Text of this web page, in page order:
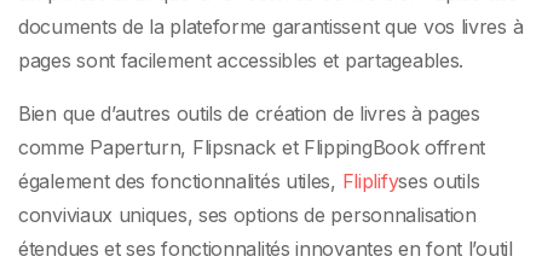
documents de la plateforme garantissent que vos livres à
pages sont facilement accessibles et partageables.
Bien que d’autres outils de création de livres à pages
comme Paperturn, Flipsnack et FlippingBook offrent
également des fonctionnalités utiles, Fliplifyses outils
conviviaux uniques, ses options de personnalisation
étendues et ses fonctionnalités innovantes en font l’outil